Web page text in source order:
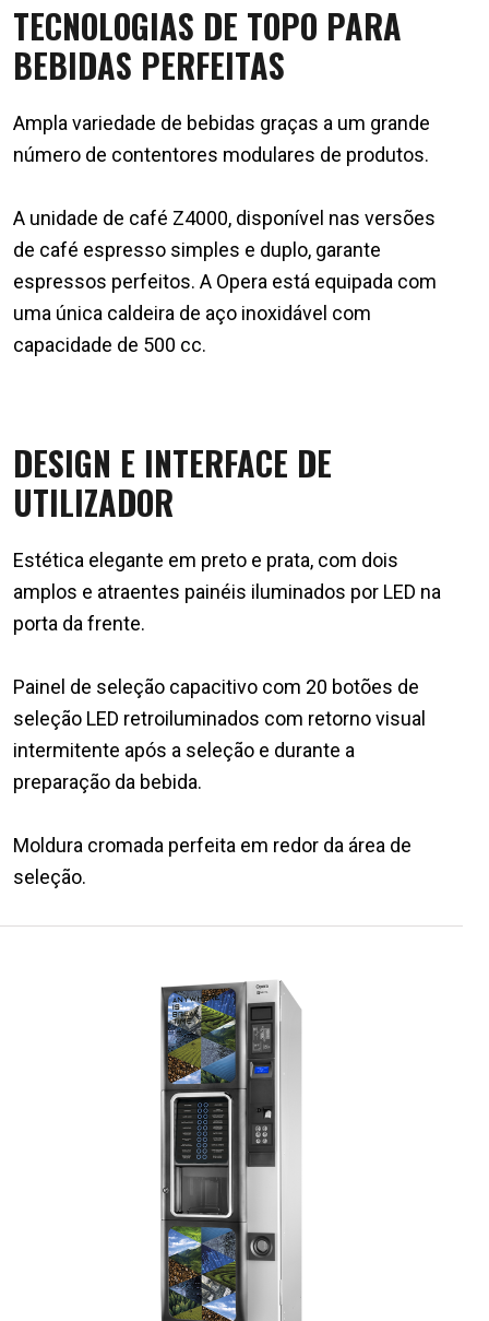
TECNOLOGIAS DE TOPO PARA
BEBIDAS PERFEITAS
Ampla variedade de bebidas graças a um grande
número de contentores modulares de produtos.
A unidade de café Z4000, disponível nas versões
de café espresso simples e duplo, garante
espressos perfeitos. A Opera está equipada com
uma única caldeira de aço inoxidável com
capacidade de 500 cc.
DESIGN E INTERFACE DE
UTILIZADOR
Estética elegante em preto e prata, com dois
amplos e atraentes painéis iluminados por LED na
porta da frente.
Painel de seleção capacitivo com 20 botões de
seleção LED retroiluminados com retorno visual
intermitente após a seleção e durante a
preparação da bebida.
Moldura cromada perfeita em redor da área de
seleção.